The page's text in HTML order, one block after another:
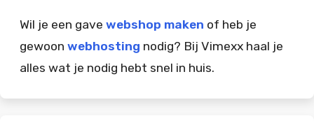
Wil je een gave webshop maken of heb je
gewoon webhosting nodig? Bij Vimexx haal je
alles wat je nodig hebt snel in huis.